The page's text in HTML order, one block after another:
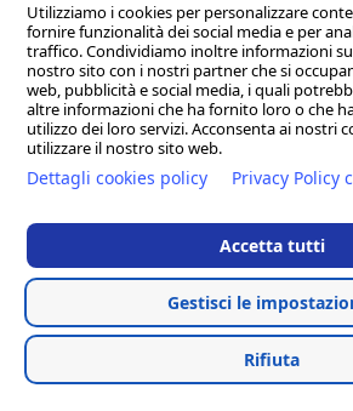
CHI SIAMO
GOBA.IT
SHOP
Hosted & created by
Utilizziamo i cookies per personalizzare
fornire funzionalità dei social media e per
traffico. Condividiamo inoltre informazioni
nostro sito con i nostri partner che si
web, pubblicità e social media, i quali
altre informazioni che ha fornito loro o che
utilizzo dei loro servizi. Acconsenta ai nostri
utilizzare il nostro sito web.
Dettagli cookies policy Privacy Policy
Accetta tutti
Gestisci le
Rifiuta